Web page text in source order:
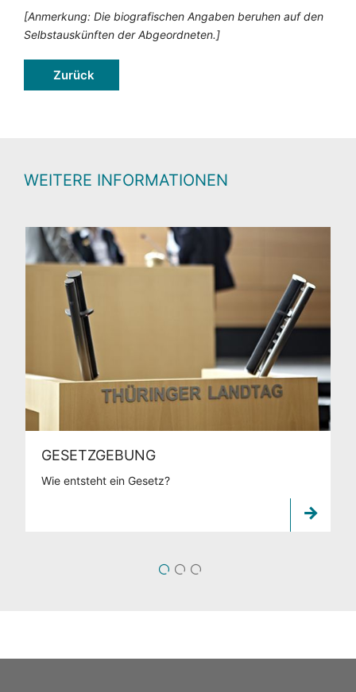
[Anmerkung: Die biografischen Angaben beruhen auf den
Selbstauskünften der Abgeordneten.]
Zurück
WEITERE INFORMATIONEN
GESETZGEBUNG
Wie entsteht ein Gesetz?
1 2